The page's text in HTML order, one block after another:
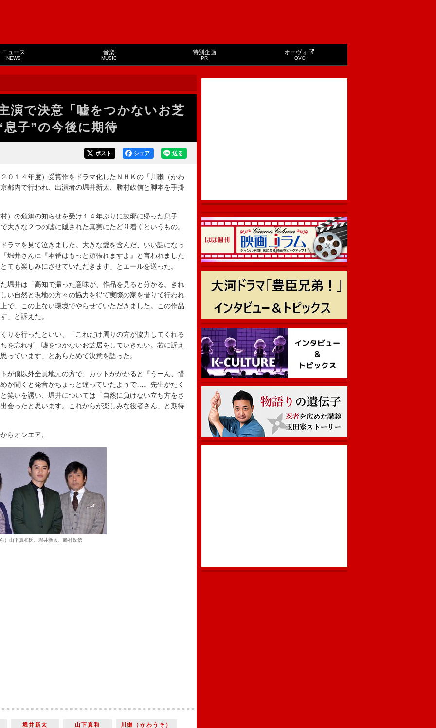
ニュース
NEWS
音楽
MUSIC
特別企画
PR
オーヴォ
OVO
演で決意「嘘をつかないお芝
子”の今後に期待
送る
シェア
ポスト
１４年度）受賞作をドラマ化したＮＨＫの「川獺（かわ
都内で行われ、出演者の堀井新太、勝村政信と脚本を手掛
の危篤の知らせを受け１４年ぶりに故郷に帰った息子
大きな２つの嘘に隠された真実にたどり着くというもの。
マを見て泣きました。大きな愛を含んだ、いい話になっ
堀井さんに『本番はもっと頑張れますよ』と言われました
ても楽しみにさせていただきます」とエールを送った。
井は「高知で撮った意味が、作品を見ると分かる。きれ
い自然と現地の方々の協力を得て実際の家を借りて行われ
で、この上ない環境でやらせていただきました。この作品
」と訴えた。
を行ったといい、「これだけ周りの方が協力してくれる
を忘れず、嘘をつかないお芝居をしていきたい。芯に訴え
っています」とあらためて決意を語った。
僕以外全員地元の方で、カットがかかると『うーん、惜
か聞くと発音がちょっと違っていたようで…。先生がたく
笑いを誘い、堀井については「自然に負けない立ち方をさ
会ったと思います。これからが楽しみな役者さん」と期待
らオンエア。
）山下真和氏、堀井新太、勝村政信
堀井新太 山下真和 川獺（かわうそ）